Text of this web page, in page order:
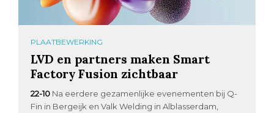
PLAATBEWERKING
LVD en partners maken Smart
Factory Fusion zichtbaar
22-10 Na eerdere gezamenlijke evenementen bij Q-
Fin in Bergeijk en Valk Welding in Alblasserdam,